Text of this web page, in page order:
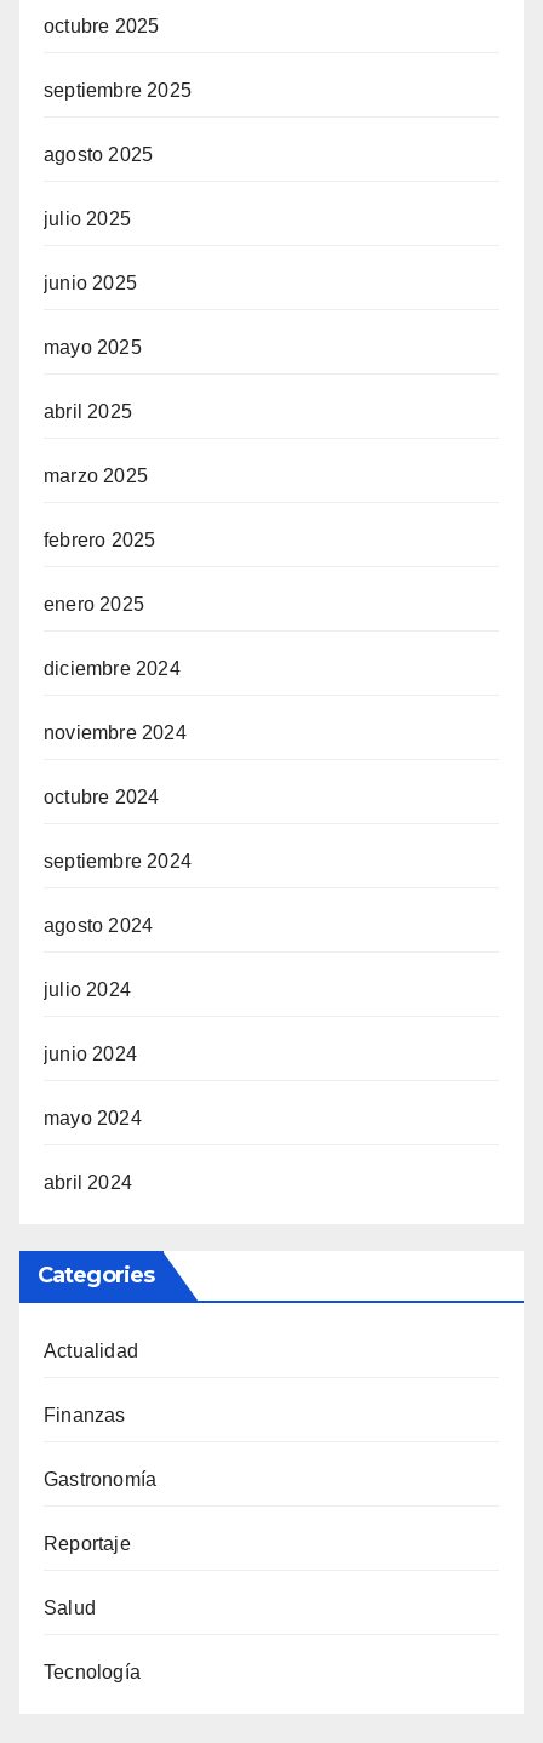
octubre 2025
septiembre 2025
agosto 2025
julio 2025
junio 2025
mayo 2025
abril 2025
marzo 2025
febrero 2025
enero 2025
diciembre 2024
noviembre 2024
octubre 2024
septiembre 2024
agosto 2024
julio 2024
junio 2024
mayo 2024
abril 2024
Categories
Actualidad
Finanzas
Gastronomía
Reportaje
Salud
Tecnología